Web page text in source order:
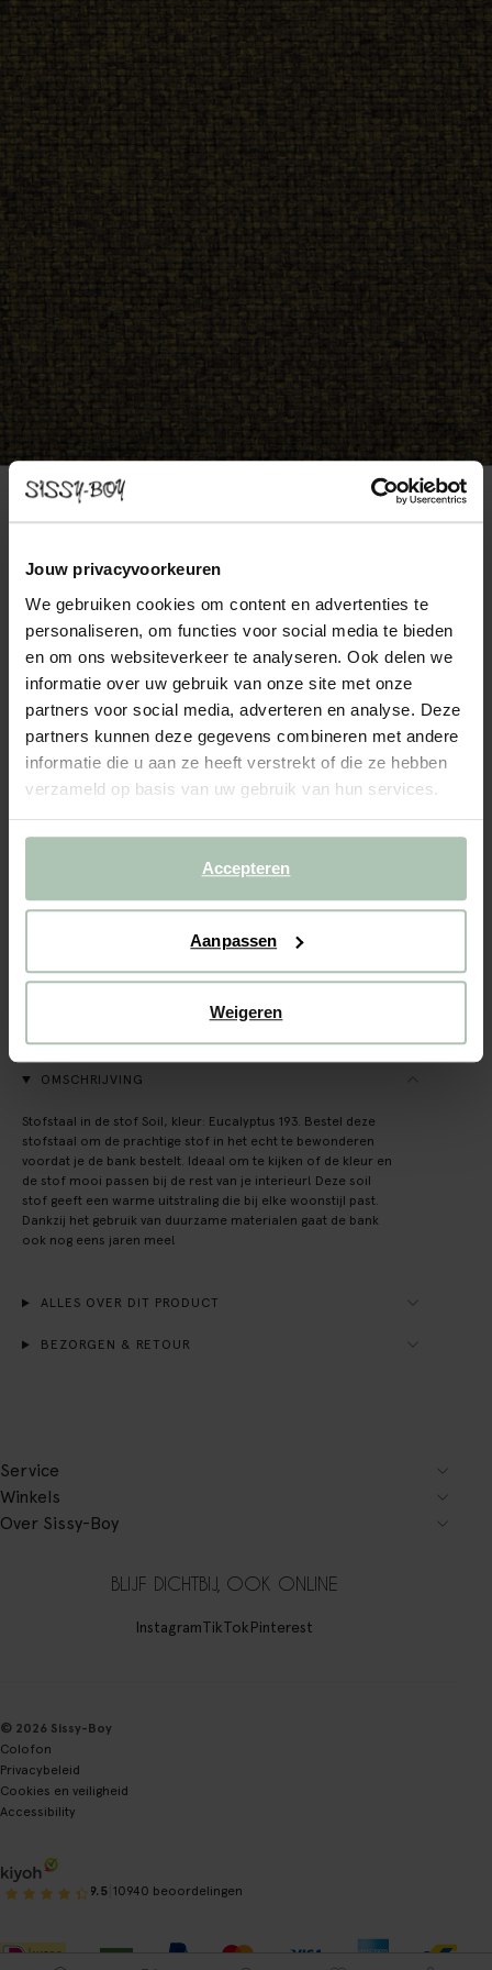
Jouw privacyvoorkeuren
We gebruiken cookies om content en advertenties te
personaliseren, om functies voor social media te bieden
en om ons websiteverkeer te analyseren. Ook delen we
informatie over uw gebruik van onze site met onze
partners voor social media, adverteren en analyse. Deze
partners kunnen deze gegevens combineren met andere
informatie die u aan ze heeft verstrekt of die ze hebben
verzameld op basis van uw gebruik van hun services.
Accepteren
Aanpassen
Weigeren
Stofstaal Soil Eucalyptus 193
Kleuren
Gekozen maat: Onesize
BEKIJK WINKELVOORRAAD
Gratis verzending naar winkel
Achteraf betalen
OMSCHRIJVING
Stofstaal in de stof Soil, kleur: Eucalyptus 193. Bestel deze
stofstaal om de prachtige stof in het echt te bewonderen
voordat je de bank bestelt. Ideaal om te kijken of de kleur en
de stof mooi passen bij de rest van je interieur! Deze soil
stof geeft een warme uitstraling die bij elke woonstijl past.
Dankzij het gebruik van duurzame materialen gaat de bank
ook nog eens jaren mee!
ALLES OVER DIT PRODUCT
BEZORGEN & RETOUR
Service
Winkels
Over Sissy-Boy
BLIJF DICHTBIJ, OOK ONLINE
InstagramTikTokPinterest
© 2026 Sissy-Boy
Colofon
Privacybeleid
Cookies en veiligheid
Accessibility
9.5 10940 beoordelingen